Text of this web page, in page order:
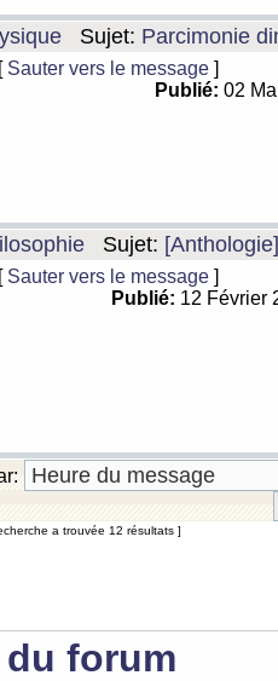
Sujet: Parcimonie
[ Sauter vers le message ]
Publié: 02
Sujet:
[ Sauter vers le message ]
Publié: 12 Février
a trouvée 12 résultats ]
forum